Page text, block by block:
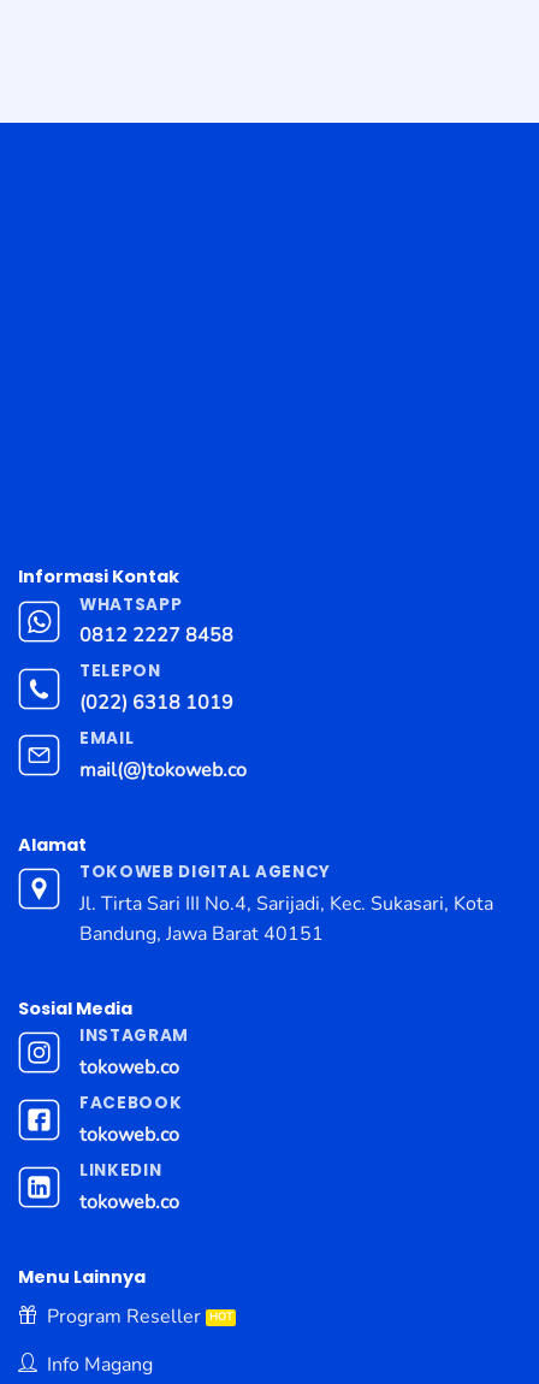
Informasi Kontak
WHATSAPP
0812 2227 8458
TELEPON
(022) 6318 1019
EMAIL
mail(@)tokoweb.co
Alamat
TOKOWEB DIGITAL AGENCY
Jl. Tirta Sari III No.4, Sarijadi, Kec. Sukasari, Kota
Bandung, Jawa Barat 40151
Sosial Media
INSTAGRAM
tokoweb.co
FACEBOOK
tokoweb.co
LINKEDIN
tokoweb.co
Menu Lainnya
Program Reseller
Info Magang